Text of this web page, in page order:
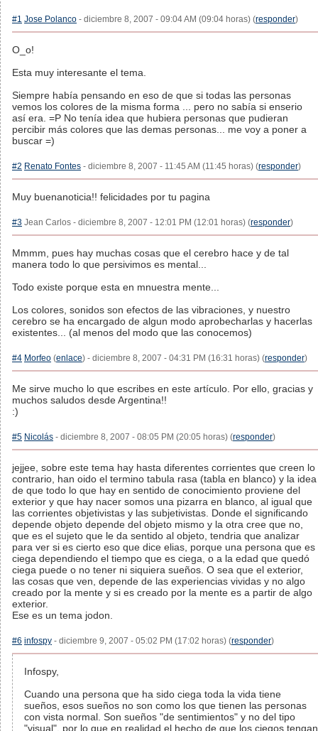
#1 Jose Polanco - diciembre 8, 2007 - 09:04 AM (09:04 horas) (responder)
O_o!
Esta muy interesante el tema.
Siempre había pensando en eso de que si todas las personas
vemos los colores de la misma forma ... pero no sabía si enserio
así era. =P No tenía idea que hubiera personas que pudieran
percibir más colores que las demas personas... me voy a poner a
buscar =)
#2 Renato Fontes - diciembre 8, 2007 - 11:45 AM (11:45 horas) (responder)
Muy buenanoticia!! felicidades por tu pagina
#3 Jean Carlos - diciembre 8, 2007 - 12:01 PM (12:01 horas) (responder)
Mmmm, pues hay muchas cosas que el cerebro hace y de tal
manera todo lo que persivimos es mental...
Todo existe porque esta en mnuestra mente...
Los colores, sonidos son efectos de las vibraciones, y nuestro
cerebro se ha encargado de algun modo aprobecharlas y hacerlas
existentes... (al menos del modo que las conocemos)
#4 Morfeo (enlace) - diciembre 8, 2007 - 04:31 PM (16:31 horas) (responder)
Me sirve mucho lo que escribes en este artículo. Por ello, gracias y
muchos saludos desde Argentina!!
:)
#5 Nicolás - diciembre 8, 2007 - 08:05 PM (20:05 horas) (responder)
jejjee, sobre este tema hay hasta diferentes corrientes que creen lo
contrario, han oido el termino tabula rasa (tabla en blanco) y la idea
de que todo lo que hay en sentido de conocimiento proviene del
exterior y que hay nacer somos una pizarra en blanco, al igual que
las corrientes objetivistas y las subjetivistas. Donde el significando
depende objeto depende del objeto mismo y la otra cree que no,
que es el sujeto que le da sentido al objeto, tendria que analizar
para ver si es cierto eso que dice elias, porque una persona que es
ciega dependiendo el tiempo que es ciega, o a la edad que quedó
ciega puede o no tener ni siquiera sueños. O sea que el exterior,
las cosas que ven, depende de las experiencias vividas y no algo
creado por la mente y si es creado por la mente es a partir de algo
exterior.
Ese es un tema jodon.
#6 infospy - diciembre 9, 2007 - 05:02 PM (17:02 horas) (responder)
Infospy,
Cuando una persona que ha sido ciega toda la vida tiene
sueños, esos sueños no son como los que tienen las personas
con vista normal. Son sueños "de sentimientos" y no del tipo
"visual", por lo que en realidad el hecho de que los ciegos tengan